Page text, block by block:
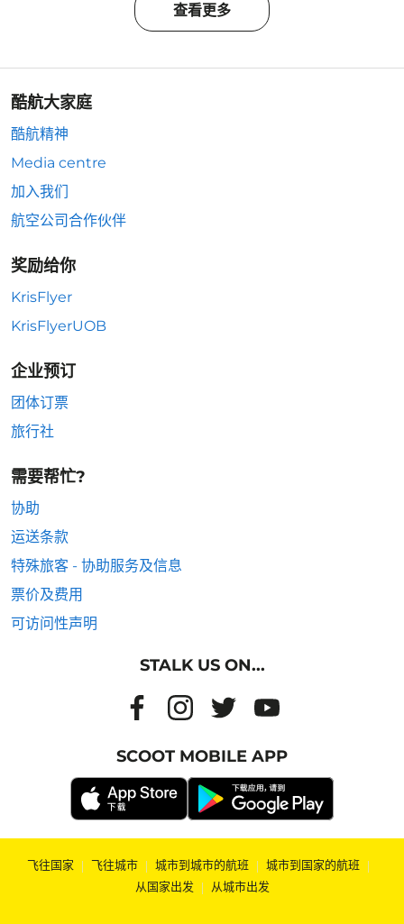
查看更多
酷航大家庭
酷航精神
Media centre
加入我们
航空公司合作伙伴
奖励给你
KrisFlyer
KrisFlyerUOB
企业预订
团体订票
旅行社
需要帮忙?
协助
运送条款
特殊旅客 - 协助服务及信息
票价及费用
可访问性声明
STALK US ON...
SCOOT MOBILE APP
飞往国家 | 飞往城市 | 城市到城市的航班 | 城市到国家的航班 |
从国家出发 | 从城市出发